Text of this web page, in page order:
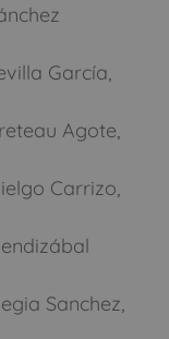
García,
Agote,
Carrizo,
Sanchez,